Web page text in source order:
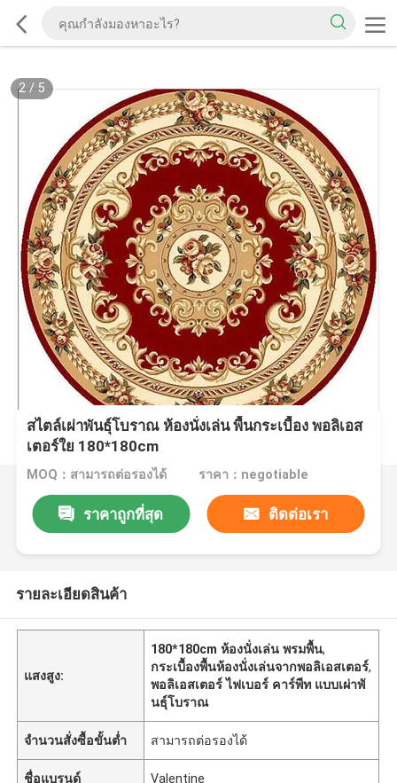
2/ 5
สไตล์เผ่าพันธุ์โบราณ ห้องนั่งเล่น พื้นกระเบื้อง พอลิเอส
เตอร์ใย 180*180cm
MOQ：สามารถต่อรองได้ ราคา：negotiable
ราคาถูกที่สุด ติดต่อเรา
รายละเอียดสินค้า
แสงสูง:
180*180cm ห้องนั่งเล่น พรมพื้น,
กระเบื้องพื้นห้องนั่งเล่นจากพอลิเอสเตอร์,
พอลิเอสเตอร์ ไฟเบอร์ คาร์พีท แบบเผ่าพั
นธุ์โบราณ
จำนวนสั่งซื้อขั้นต่ำ สามารถต่อรองได้
ชื่อแบรนด์ Valentine